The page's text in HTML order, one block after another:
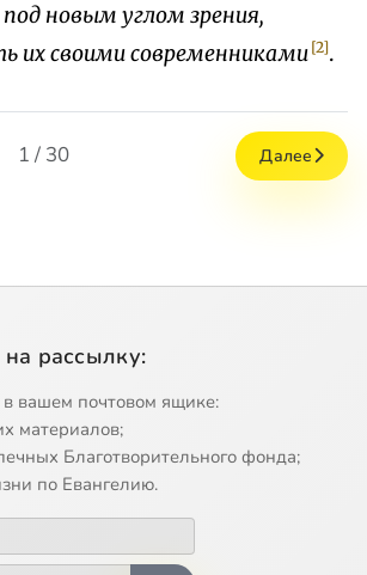
новым углом зрения,
их своими современниками [2].
1 / 30 Далее
рассылку:
вашем почтовом ящике:
материалов;
Благотворительного фонда;
по Евангелию.